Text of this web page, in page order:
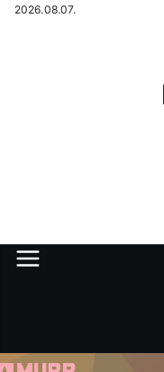
Skip2026.08.07.